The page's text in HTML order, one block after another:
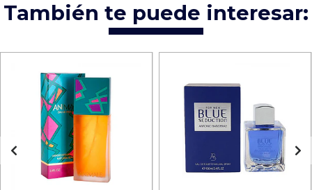
También te puede interesar: